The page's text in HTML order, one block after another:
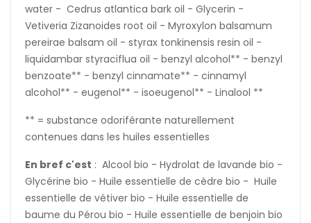
water - Cedrus atlantica bark oil - Glycerin -
Vetiveria Zizanoides root oil - Myroxylon balsamum
pereirae balsam oil - styrax tonkinensis resin oil -
liquidambar styraciflua oil - benzyl alcohol** - benzyl
benzoate** - benzyl cinnamate** - cinnamyl
alcohol** - eugenol** - isoeugenol** - Linalool **
** = substance odoriférante naturellement
contenues dans les huiles essentielles
En bref c'est : Alcool bio - Hydrolat de lavande bio -
Glycérine bio - Huile essentielle de cèdre bio - Huile
essentielle de vétiver bio - Huile essentielle de
baume du Pérou bio - Huile essentielle de benjoin bio